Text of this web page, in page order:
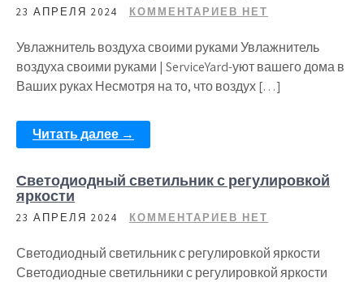
23 АПРЕЛЯ 2024 КОММЕНТАРИЕВ НЕТ
Увлажнитель воздуха своими руками Увлажнитель
воздуха своими руками | ServiceYard-уют вашего дома в
Ваших руках Несмотря на то, что воздух […]
Читать далее →
Светодиодный светильник с регулировкой
яркости
23 АПРЕЛЯ 2024 КОММЕНТАРИЕВ НЕТ
Светодиодный светильник с регулировкой яркости
Светодиодные светильники с регулировкой яркости